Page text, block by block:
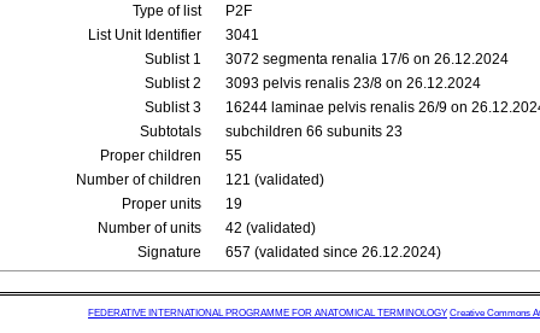
Type of list
P2F
List Unit Identifier
3041
Sublist 1
3072 segmenta renalia 17/6 on 26.12.2024
Sublist 2
3093 pelvis renalis 23/8 on 26.12.2024
Sublist 3
16244 laminae pelvis renalis 26/9 on
Subtotals
subchildren 66 subunits 23
Proper children
55
Number of children
121 (validated)
Proper units
19
Number of units
42 (validated)
Signature
657 (validated since 26.12.2024)
FEDERATIVE INTERNATIONAL PROGRAMME FOR ANATOMICAL TERMINOLOGY Creative Commons